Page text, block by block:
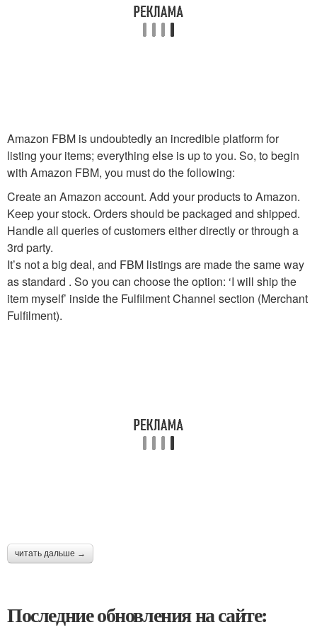
Amazon FBM is undoubtedly an incredible platform for
listing your items; everything else is up to you. So, to begin
with Amazon FBM, you must do the following:
Create an Amazon account. Add your products to Amazon.
Keep your stock. Orders should be packaged and shipped.
Handle all queries of customers either directly or through a
3rd party.
It’s not a big deal, and FBM listings are made the same way
as standard . So you can choose the option: ‘I will ship the
item myself’ inside the Fulfilment Channel section (Merchant
Fulfilment).
читать дальше →
Последние обновления на сайте: